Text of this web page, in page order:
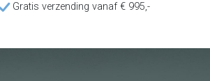
Gratis verzending vanaf € 995,-